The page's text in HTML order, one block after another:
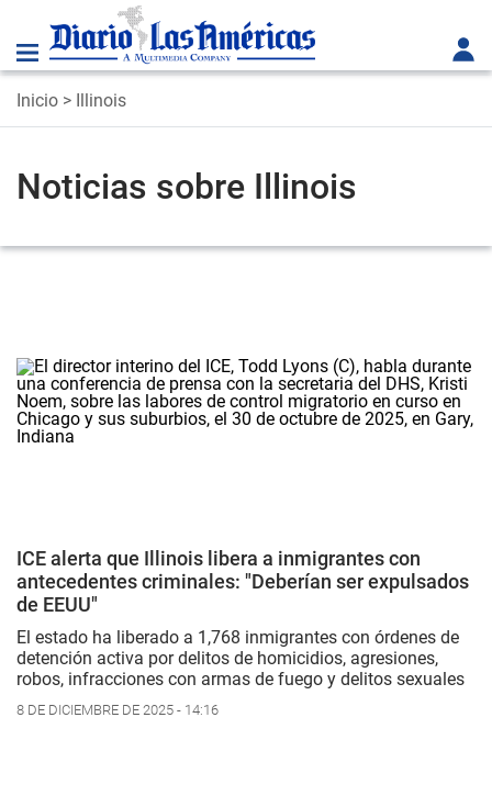
Inicio > Illinois
Noticias sobre Illinois
ICE alerta que Illinois libera a inmigrantes con
antecedentes criminales: "Deberían ser expulsados
de EEUU"
El estado ha liberado a 1,768 inmigrantes con órdenes de
detención activa por delitos de homicidios, agresiones,
robos, infracciones con armas de fuego y delitos sexuales
8 DE DICIEMBRE DE 2025 - 14:16